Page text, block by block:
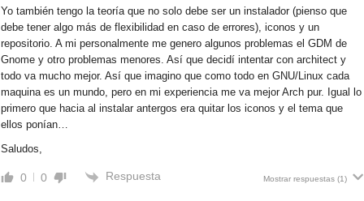
Yo también tengo la teoría que no solo debe ser un instalador (pienso que
debe tener algo más de flexibilidad en caso de errores), iconos y un
repositorio. A mi personalmente me genero algunos problemas el GDM de
Gnome y otro problemas menores. Así que decidí intentar con architect y
todo va mucho mejor. Así que imagino que como todo en GNU/Linux cada
maquina es un mundo, pero en mi experiencia me va mejor Arch pur. Igual lo
primero que hacia al instalar antergos era quitar los iconos y el tema que
ellos ponían…
Saludos,
0 0 Respuesta Mostrar respuestas (1)